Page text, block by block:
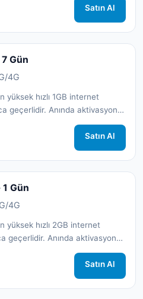
Satın Al
Gün
4G
yüksek hızlı 1GB internet
geçerlidir. Anında aktivasyon
Satın Al
1 Gün
4G
yüksek hızlı 2GB internet
geçerlidir. Anında aktivasyon
Satın Al